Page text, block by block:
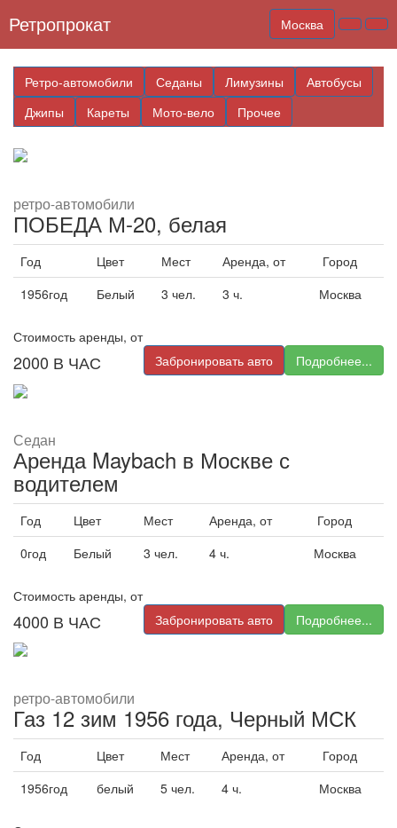
Ретропрокат Москва
Ретро-автомобили Седаны Лимузины
Автобусы
Джипы
Кареты Мото-вело Прочее
ретро-автомобили
ПОБЕДА М-20, белая
Год Цвет Мест Аренда, от
Город
1956год
Белый 3 чел. 3 ч. Москва
Стоимость аренды, от
Подробнее...
Забронировать авто
2000 В ЧАС
Седан
Аренда Maybach в Москве с
водителем
Год Цвет Мест Аренда, от
Город
0год
Белый 3 чел. 4 ч. Москва
Стоимость аренды, от
Подробнее...
Забронировать авто
4000 В ЧАС
ретро-автомобили
Газ 12 зим 1956 года, Черный МСК
Год Цвет Мест Аренда, от
Город
1956год
белый 5 чел. 4 ч. Москва